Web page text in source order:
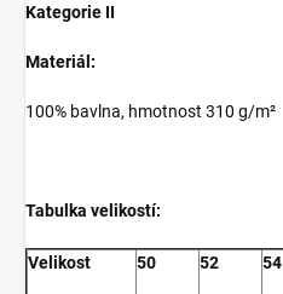
Kategorie II
Materiál:
100% bavlna, hmotnost 310 g/m²
Tabulka velikostí:
Velikost 50 52 54